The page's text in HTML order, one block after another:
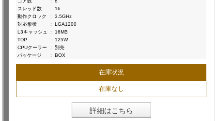
スレッド数
:
16
動作クロック
:
3.5GHz
対応形状
:
LGA1200
L3キャッシュ
:
16MB
TDP
:
125W
CPUクーラー
:
別売
パッケージ
: BOX
在庫状況
在庫なし
詳細はこちら